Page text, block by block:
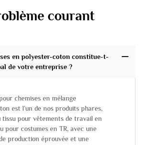
courant
en polyester-coton constitue-t-
de votre entreprise ?
chemises en mélange
est l’un de nos produits phares,
tissu pour vêtements de travail en
pour costumes en TR, avec une
production éprouvée et une